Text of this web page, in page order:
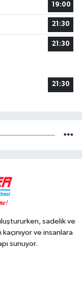
19:00
21:30
21:30
21:30
sadelik ve
ve insanlara
sunuyor.